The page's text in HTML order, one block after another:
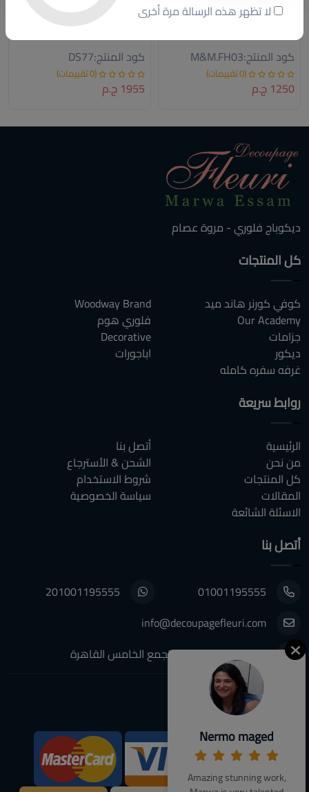
كود المنتج:M&M.FH03
(0 تقييمات)
1250 ج.م
Decoration set
كود المنتج:DS77
(0 تقييمات)
1955 ج.م
ديكوباج فلوري - مروة عصام
كل المنتجات
كوفي كورنر هاند ميد
Our Academy
جزامات
ديكور
غرفه سفره كامله
Woodway Brand
فلوري هوم
Decorative
اباجورات
روابط سريعة
الرئيسية
من نحن
كل المنتجات
المقالات
الاسئلة الشائعة
أتصل بنا
الشحن & الأسترجاع
شروط الاستخدام
سياسة الخصوصية
أتصل بنا
01001195555
201001195555
info@decoupagefleuri.com
٨٨ النرجس عمارات, التجمع الخامس القاهرة
We Accept:
Nermo maged
Amazing stunning work,
لا تظهر هذه الرسالة مرة أخرى